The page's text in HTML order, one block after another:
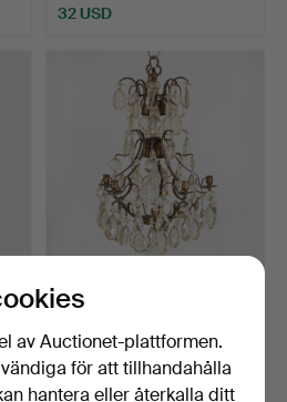
32 USD
LJUSKRONA, barockstil,
1900-tal.
Klubbades 13 nov 2025
12 bud
98 USD
av Auctionet-plattformen.
för att tillhandahålla
hantera eller återkalla ditt